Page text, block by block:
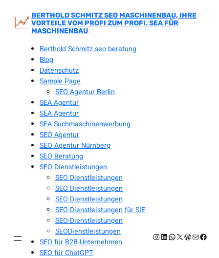
Inhalt
springen
BERTHOLD SCHMITZ SEO MASCHINENBAU, IHRE
VORTEILE VOM PROFI ZUM PROFI. SEA FÜR
MASCHINENBAU
Berthold Schmitz seo beratung
Blog
Datenschutz
Sample Page
SEO Agentur Berlin
SEA Agentur
SEA Agentur
SEA Suchmaschinenwerbung
SEO Agentur
SEO Agentur Nürnberg
SEO Beratung
SEO Dienstleistungen
SEO Dienstleistungen
SEO Dienstleistungen
SEO Dienstleistungen
SEO Dienstleistungen für SIE
SEO-Dienstleistungen
SEODienstleistungen
SEO für B2B-Unternehmen
SEO für ChatGPT
Instagram
LinkedIn
WhatsApp
X E-Mail